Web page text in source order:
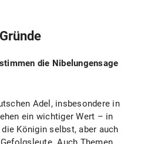
die Nibelungensage
Adel, insbesondere in
ein wichtiger Wert – in
Königin selbst, aber auch